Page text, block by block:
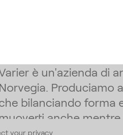
your privacy
è un'azienda di
Norvegia. Produciamo
bilanciando forma
anche mentre